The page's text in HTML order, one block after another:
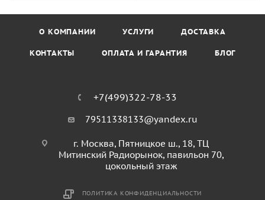
О КОМПАНИИ УСЛУГИ ДОСТАВКА
КОНТАКТЫ ОПЛАТА И ГАРАНТИЯ БЛОГ
+7(499)322-78-33
79511338133@yandex.ru
г. Москва, Пятницкое ш., 18, ТЦ
Митинский Радиорынок, павильон 70,
цокольный этаж
ПОЛИТИКА КОНФИДЕНЦИАЛЬНОСТИ